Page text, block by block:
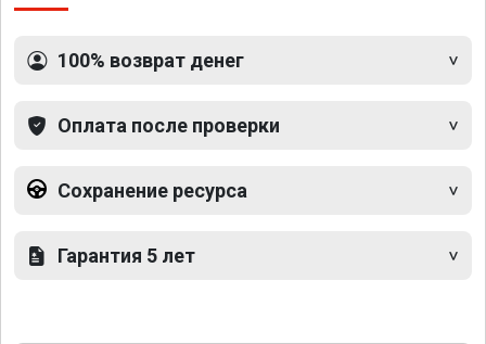
100% возврат денег
Оплата после проверки
Сохранение ресурса
Гарантия 5 лет